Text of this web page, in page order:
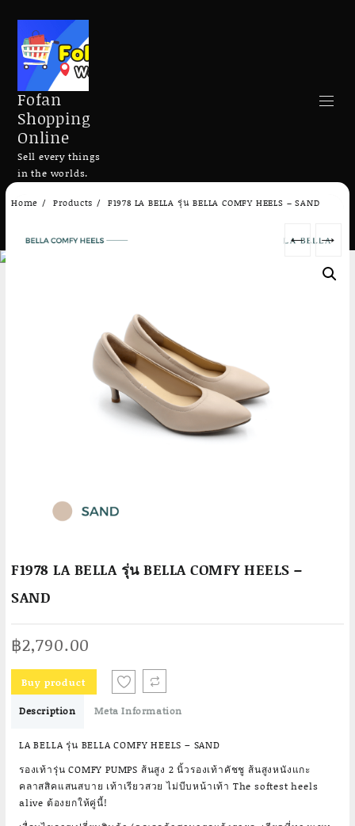
Skip
Fofan
Shopping
Online
Sell every things
in the worlds.
Home Products F1978 LA BELLA รุ่น BELLA COMFY HEELS – SAND
← →
F1978 LA BELLA รุ่น BELLA COMFY HEELS –
SAND
฿2,790.00
Buy product
Description Meta Information
LA BELLA รุ่น BELLA COMFY HEELS – SAND
รองเท้ารุ่น COMFY PUMPS ส้นสูง 2 นิ้วรองเท้าคัชชู ส้นสูงหนังแกะ
คลาสสิคแสนสบาย เท้าเรียวสวย ไม่บีบหน้าเท้า The softest heels
alive ต้องยกให้คู่นี้!